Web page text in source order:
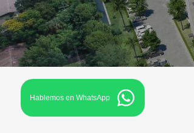
Hablemos en WhatsApp